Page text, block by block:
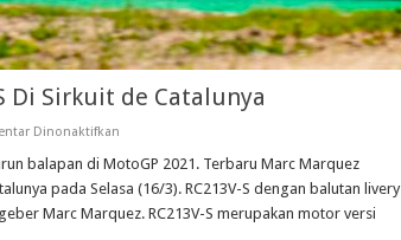
Di Sirkuit de Catalunya
Dinonaktifkanpada
Marquez
RC213V-
S
Di
balapan di MotoGP 2021. Terbaru Marc Marquez
pada Selasa (16/3). RC213V-S dengan balutan livery
Marc Marquez. RC213V-S merupakan motor versi